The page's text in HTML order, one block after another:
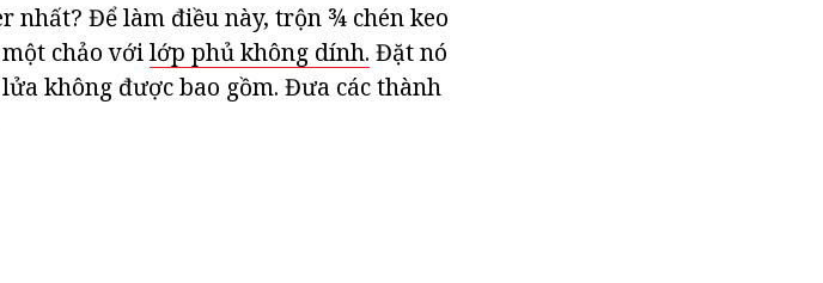
nhất? Để làm điều này, trộn ¾ chén keo
chảo vớilớp phủ không dính. Đặt nó
không được bao gồm. Đưa các thành